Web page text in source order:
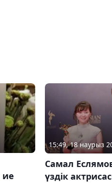
ие
15:49, 18 наурыз
Самал
үздік